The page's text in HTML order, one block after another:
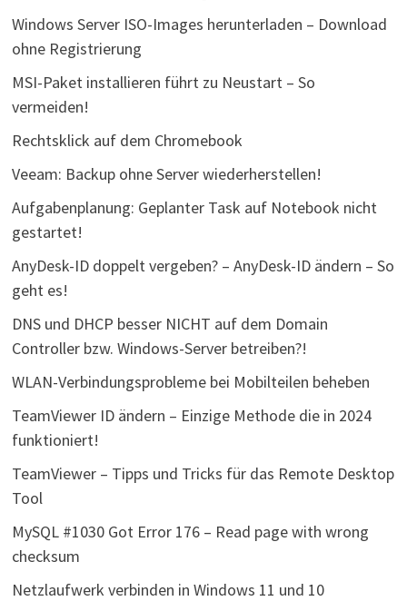
Windows Server ISO-Images herunterladen – Download
ohne Registrierung
MSI-Paket installieren führt zu Neustart – So
vermeiden!
Rechtsklick auf dem Chromebook
Veeam: Backup ohne Server wiederherstellen!
Aufgabenplanung: Geplanter Task auf Notebook nicht
gestartet!
AnyDesk-ID doppelt vergeben? – AnyDesk-ID ändern – So
geht es!
DNS und DHCP besser NICHT auf dem Domain
Controller bzw. Windows-Server betreiben?!
WLAN-Verbindungsprobleme bei Mobilteilen beheben
TeamViewer ID ändern – Einzige Methode die in 2024
funktioniert!
TeamViewer – Tipps und Tricks für das Remote Desktop
Tool
MySQL #1030 Got Error 176 – Read page with wrong
checksum
Netzlaufwerk verbinden in Windows 11 und 10